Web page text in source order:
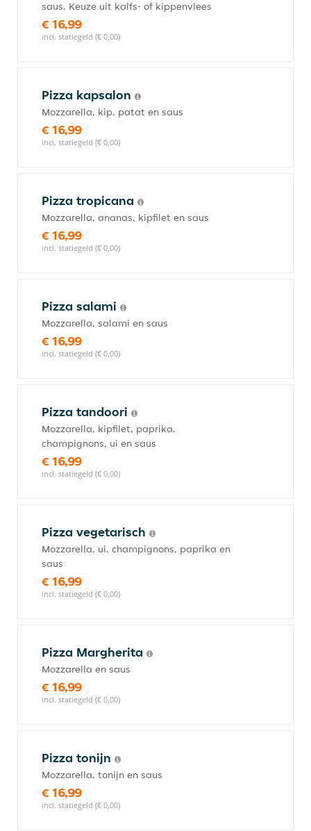
saus. Keuze uit kalfs- of kippenvlees
€ 16,99
incl. statiegeld (€ 0,00)
Pizza kapsalon
Mozzarella, kip, patat en saus
€ 16,99
incl. statiegeld (€ 0,00)
Pizza tropicana
Mozzarella, ananas, kipfilet en saus
€ 16,99
incl. statiegeld (€ 0,00)
Pizza salami
Mozzarella, salami en saus
€ 16,99
incl. statiegeld (€ 0,00)
Pizza tandoori
Mozzarella, kipfilet, paprika,
champignons, ui en saus
€ 16,99
incl. statiegeld (€ 0,00)
Pizza vegetarisch
Mozzarella, ui, champignons, paprika en
saus
€ 16,99
incl. statiegeld (€ 0,00)
Pizza Margherita
Mozzarella en saus
€ 16,99
incl. statiegeld (€ 0,00)
Pizza tonijn
Mozzarella, tonijn en saus
€ 16,99
incl. statiegeld (€ 0,00)